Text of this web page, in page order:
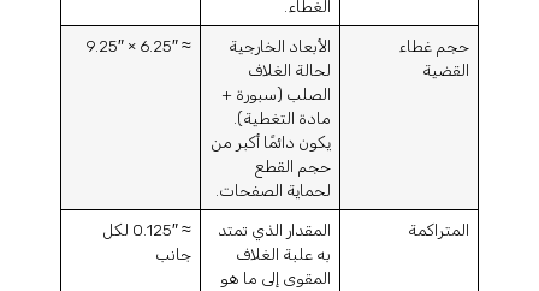
الغطاء.
حجم غطاء
القضية
الأبعاد الخارجية
لحالة الغلاف
الصلب (سبورة +
مادة التغطية).
يكون دائمًا أكبر من
حجم القطع
لحماية الصفحات.
المتراكمة
المقدار الذي تمتد
به علبة الغلاف
المقوى إلى ما هو
≈ 0.125″ لكل
جانب